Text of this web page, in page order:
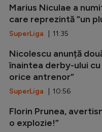
Marius Niculae a
care reprezintă ”un
SuperLiga | 11:35
Nicolescu anunță
înaintea derby-ului
orice antrenor”
SuperLiga | 10:56
Florin Prunea,
o explozie!”